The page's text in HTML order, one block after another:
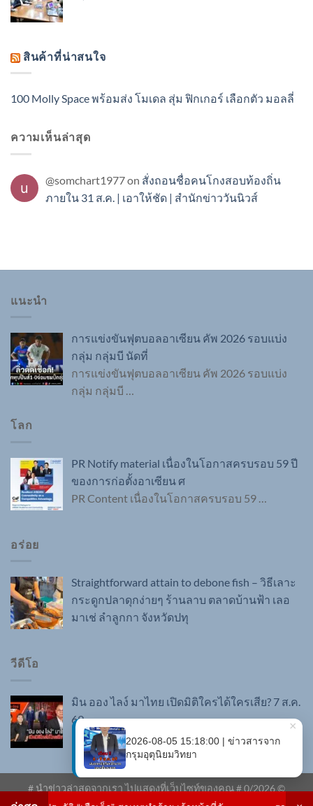
สินค้าที่น่าสนใจ
100 Molly Space พร้อมส่ง โมเดล สุ่ม ฟิกเกอร์ เลือกตัว มอลลี่
ความเห็นล่าสุด
@somchart1977on สั่งถอนชื่อคนโกงสอบท้องถิ่น
ภายใน 31 ส.ค. | เอาให้ชัด | สำนักข่าววันนิวส์
แนะนำ
การแข่งขันฟุตบอลอาเซียน คัพ 2026 รอบแบ่ง
กลุ่ม กลุ่มบี นัดที่
การแข่งขันฟุตบอลอาเซียน คัพ 2026 รอบแบ่ง
กลุ่ม กลุ่มบี …
โลก
PR Notify material เนื่องในโอกาสครบรอบ 59 ปี
ของการก่อตั้งอาเซียน ศ
PR Content เนื่องในโอกาสครบรอบ 59 …
อร่อย
Straightforward attain to debone fish – วิธีเลาะ
กระดูกปลาดุกง่ายๆ ร้านลาบ ตลาดบ้านฟ้า เลอ
มาเช่ ลำลูกกา จังหวัดปทุ
วีดีโอ
มิน ออง ไลง์ มาไทย เปิดมิติใครได้ใครเสีย? 7 ส.ค.
69
# นำข่าวล่าสุดจากเรา ไปแสดงที่เว็บไซท์ของคุณ #0/2026 ©